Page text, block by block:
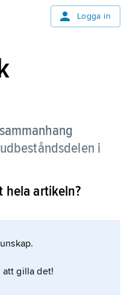
Logga in
i
av malet vitt bröd,
hela artikeln?
att gilla det!